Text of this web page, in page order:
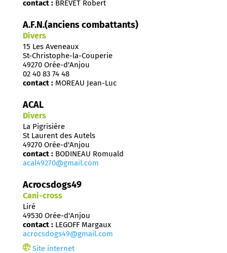
contact : BREVET Robert
A.F.N.(anciens combattants)
Divers
15 Les Aveneaux
St-Christophe-la-Couperie
49270 Orée-d'Anjou
02 40 83 74 48
contact : MOREAU Jean-Luc
ACAL
Divers
La Pigrisière
St Laurent des Autels
49270 Orée-d'Anjou
contact : BODINEAU Romuald
acal49270@gmail.com
Acrocsdogs49
Cani-cross
Liré
49530 Orée-d'Anjou
contact : LEGOFF Margaux
acrocsdogs49@gmail.com
Site internet